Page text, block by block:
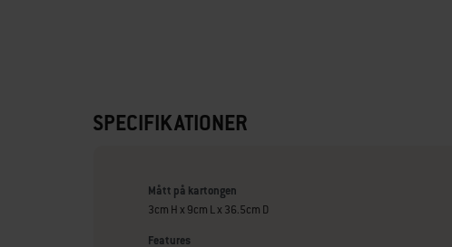
SPECIFIKATIONER
Mått på kartongen
3cm H x 9cm L x 36.5cm D
Features